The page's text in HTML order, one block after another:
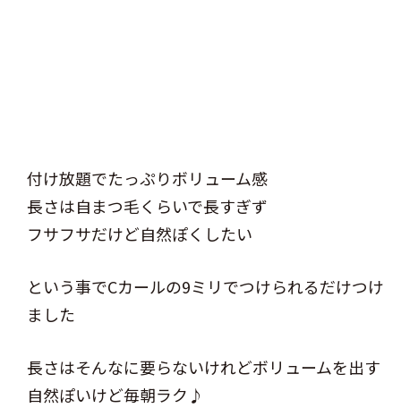
付け放題でたっぷりボリューム感
長さは自まつ毛くらいで長すぎず
フサフサだけど自然ぽくしたい
という事でCカールの9ミリでつけられるだけつけ
ました
長さはそんなに要らないけれどボリュームを出す
自然ぽいけど毎朝ラク♪